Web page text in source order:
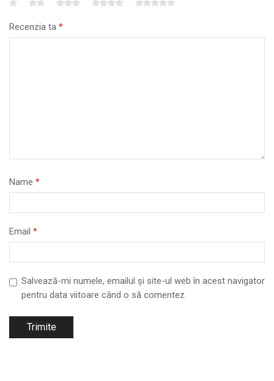
Recenzia ta *
Name *
Email *
Salvează-mi numele, emailul și site-ul web în acest navigator
pentru data viitoare când o să comentez.